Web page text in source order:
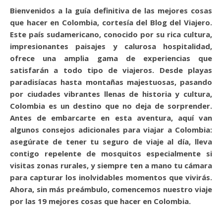
Bienvenidos a la guía definitiva de las mejores cosas
que hacer en Colombia, cortesía del Blog del Viajero.
Este país sudamericano, conocido por su rica cultura,
impresionantes paisajes y calurosa hospitalidad,
ofrece una amplia gama de experiencias que
satisfarán a todo tipo de viajeros. Desde playas
paradisíacas hasta montañas majestuosas, pasando
por ciudades vibrantes llenas de historia y cultura,
Colombia es un destino que no deja de sorprender.
Antes de embarcarte en esta aventura, aquí van
algunos consejos adicionales para viajar a Colombia:
asegúrate de tener tu seguro de viaje al día, lleva
contigo repelente de mosquitos especialmente si
visitas zonas rurales, y siempre ten a mano tu cámara
para capturar los inolvidables momentos que vivirás.
Ahora, sin más preámbulo, comencemos nuestro viaje
por las 19 mejores cosas que hacer en Colombia.